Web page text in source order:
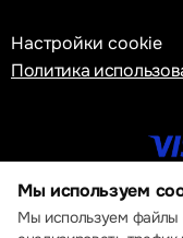
Настройки cookie
Политика
©
Мы используем
Мы используем файлы